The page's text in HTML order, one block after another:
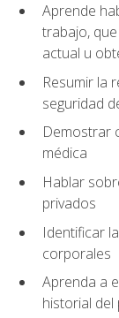
Aprende
trabajo,
actual u
Resumir la
seguridad
Demostrar
médica
Hablar
privados
Identificar
corporales
Aprenda a
historial del